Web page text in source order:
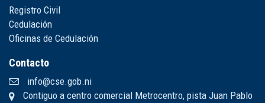
Registro Civil
Cedulación
Oficinas de Cedulación
Contacto
info@cse.gob.ni
Contiguo a centro comercial Metrocentro, pista Juan Pablo